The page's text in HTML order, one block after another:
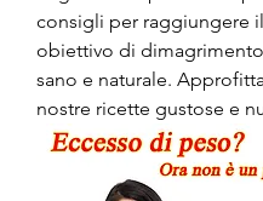
consigli per raggiungere
obiettivo di
sano e naturale.
nostre ricette gustose e